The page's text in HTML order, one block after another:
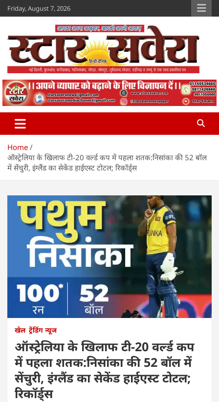
Skip
to
Friday, August 7, 2026
Star Savera
www.starsavera.com
Home
ऑस्ट्रेलिया के खिलाफ टी-20 वर्ल्ड कप में पहला शतक:निसांका की 52 बॉल
में सेंचुरी, इंग्लैंड का सेकेंड हाईएस्ट टोटल; रिकॉर्ड्स
खेल ट्रेंडिंग न्यूज
ऑस्ट्रेलिया के खिलाफ टी-20 वर्ल्ड कप
में पहला शतक:निसांका की 52 बॉल में
सेंचुरी, इंग्लैंड का सेकेंड हाईएस्ट टोटल;
रिकॉर्ड्स